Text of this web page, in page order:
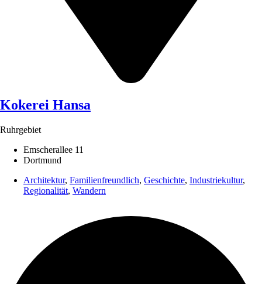
Kokerei Hansa
Ruhrgebiet
Emscherallee 11
Dortmund
Architektur, Familienfreundlich, Geschichte, Industriekultur,
Regionalität, Wandern